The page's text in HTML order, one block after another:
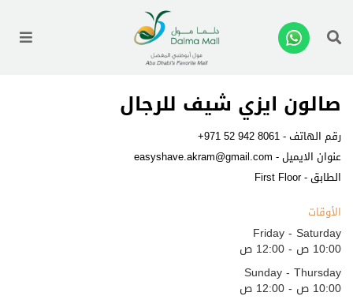
صالون ايزي شيف للرجال
رقم الهاتف -+971 52 942 8061
عنوان الايميل - easyshave.akram@gmail.com
الطابق - First Floor
الأوقات
Friday - Saturday
10:00 ص - 12:00 ص
Sunday - Thursday
10:00 ص - 12:00 ص